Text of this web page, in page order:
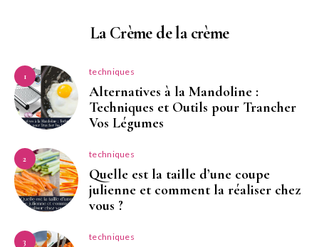
La Crème de la crème
1 techniques
Alternatives à la Mandoline :
Techniques et Outils pour Trancher
Vos Légumes
2 techniques
Quelle est la taille d’une coupe
julienne et comment la réaliser chez
vous ?
3 techniques